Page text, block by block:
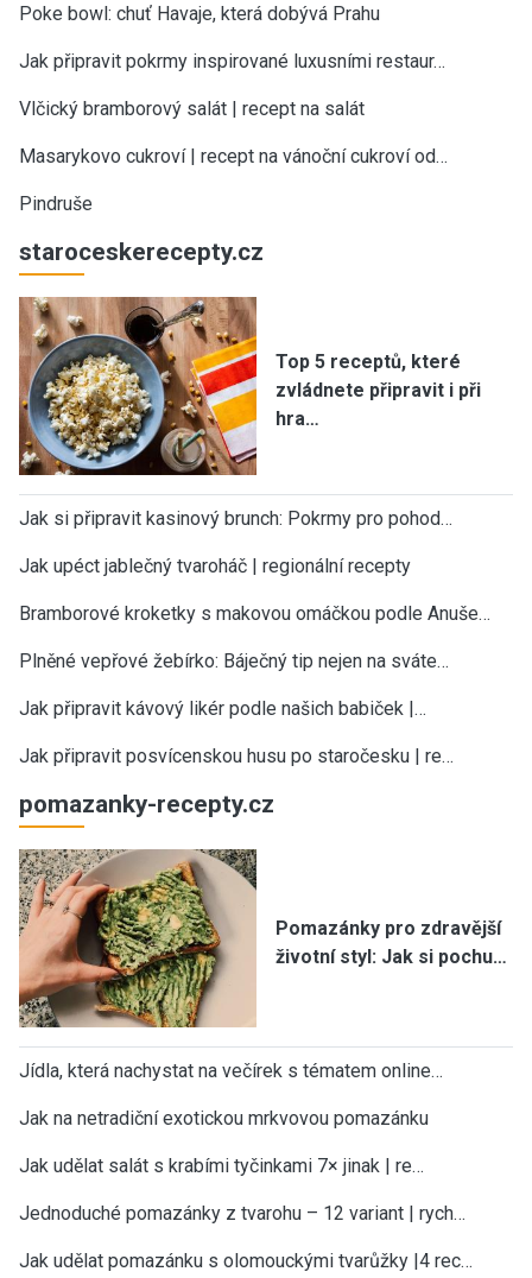
Poke bowl: chuť Havaje, která dobývá Prahu
Jak připravit pokrmy inspirované luxusními restaur…
Vlčický bramborový salát | recept na salát
Masarykovo cukroví | recept na vánoční cukroví od…
Pindruše
staroceskerecepty.cz
Top 5 receptů, které
zvládnete připravit i při
hra…
Jak si připravit kasinový brunch: Pokrmy pro pohod…
Jak upéct jablečný tvaroháč | regionální recepty
Bramborové kroketky s makovou omáčkou podle Anuše…
Plněné vepřové žebírko: Báječný tip nejen na sváte…
Jak připravit kávový likér podle našich babiček |…
Jak připravit posvícenskou husu po staročesku | re…
pomazanky-recepty.cz
Pomazánky pro zdravější
životní styl: Jak si pochu…
Jídla, která nachystat na večírek s tématem online…
Jak na netradiční exotickou mrkvovou pomazánku
Jak udělat salát s krabími tyčinkami 7× jinak | re…
Jednoduché pomazánky z tvarohu – 12 variant | rych…
Jak udělat pomazánku s olomouckými tvarůžky |4 rec…